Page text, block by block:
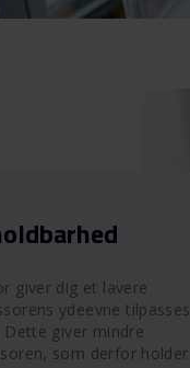
giver dig et lavere
ydeevne tilpasses
giver mindre
som derfor holder